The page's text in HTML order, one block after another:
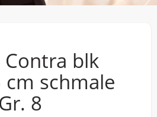
blk
schmale
8